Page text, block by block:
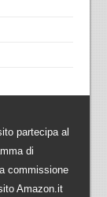
partecipa al
di
commissione
Amazon.it